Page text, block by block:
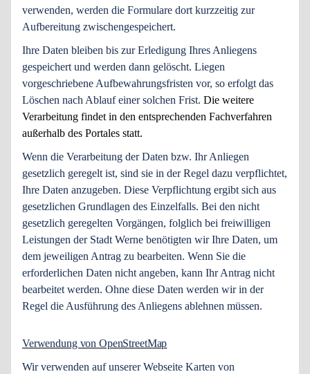
verwenden, werden die Formulare dort kurzzeitig zur
Aufbereitung zwischengespeichert.
Ihre Daten bleiben bis zur Erledigung Ihres Anliegens
gespeichert und werden dann gelöscht. Liegen
vorgeschriebene Aufbewahrungsfristen vor, so erfolgt das
Löschen nach Ablauf einer solchen Frist. Die weitere
Verarbeitung findet in den entsprechenden Fachverfahren
außerhalb des Portales statt.
Wenn die Verarbeitung der Daten bzw. Ihr Anliegen
gesetzlich geregelt ist, sind sie in der Regel dazu verpflichtet,
Ihre Daten anzugeben. Diese Verpflichtung ergibt sich aus
gesetzlichen Grundlagen des Einzelfalls. Bei den nicht
gesetzlich geregelten Vorgängen, folglich bei freiwilligen
Leistungen der Stadt Werne benötigten wir Ihre Daten, um
dem jeweiligen Antrag zu bearbeiten. Wenn Sie die
erforderlichen Daten nicht angeben, kann Ihr Antrag nicht
bearbeitet werden. Ohne diese Daten werden wir in der
Regel die Ausführung des Anliegens ablehnen müssen.
Verwendung von OpenStreetMap
Wir verwenden auf unserer Webseite Karten von